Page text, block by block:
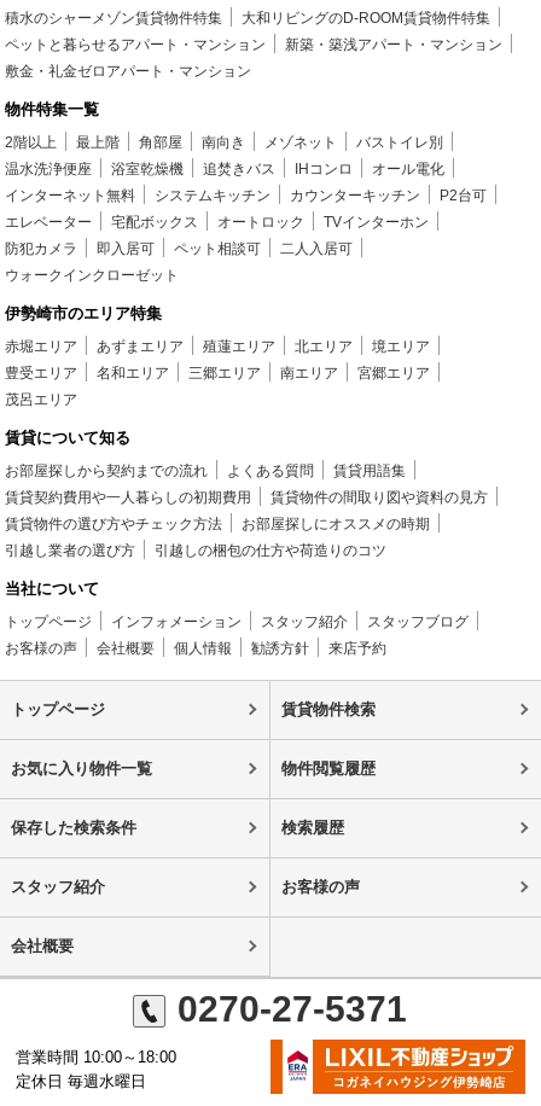
積水のシャーメゾン賃貸物件特集
大和リビングのD-ROOM賃貸物件特集
ペットと暮らせるアパート・マンション
新築・築浅アパート・マンション
敷金・礼金ゼロアパート・マンション
物件特集一覧
2階以上 最上階 角部屋 南向き メゾネット
バストイレ別
温水洗浄便座
浴室乾燥機 追焚きバス IHコンロ
オール電化
インターネット無料
システムキッチン カウンターキッチン
P2台可
エレベーター
宅配ボックス オートロック
TVインターホン
防犯カメラ
即入居可 ペット相談可
二人入居可
ウォークインクローゼット
伊勢崎市のエリア特集
赤堀エリア あずまエリア 殖蓮エリア 北エリア
境エリア
豊受エリア
名和エリア 三郷エリア 南エリア
宮郷エリア
茂呂エリア
賃貸について知る
お部屋探しから契約までの流れ よくある質問
賃貸用語集
賃貸契約費用や一人暮らしの初期費用
賃貸物件の間取り図や資料の見方
賃貸物件の選び方やチェック方法
お部屋探しにオススメの時期
引越し業者の選び方
引越しの梱包の仕方や荷造りのコツ
当社について
トップページ インフォメーション スタッフ紹介
スタッフブログ
お客様の声
会社概要 個人情報 勧誘方針 来店予約
トップページ 賃貸物件検索
お気に入り物件一覧 物件閲覧履歴
保存した検索条件 検索履歴
スタッフ紹介 お客様の声
会社概要
0270-27-5371
営業時間 10:00～18:00
定休日 毎週水曜日